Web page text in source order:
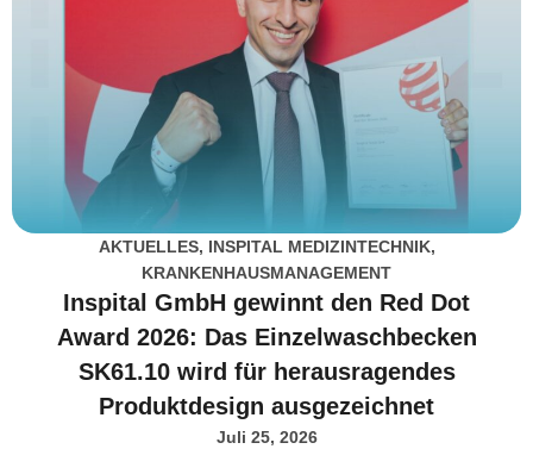
AKTUELLES, INSPITAL MEDIZINTECHNIK,
KRANKENHAUSMANAGEMENT
Inspital GmbH gewinnt den Red Dot
Award 2026: Das Einzelwaschbecken
SK61.10 wird für herausragendes
Produktdesign ausgezeichnet
Juli 25, 2026